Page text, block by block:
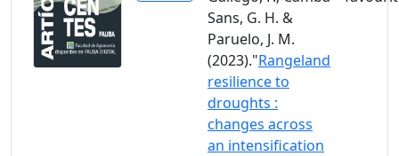
Sans, G. H. &
Paruelo, J. M.
(2023)."Rangeland
resilience to
droughts :
changes across
an intensification